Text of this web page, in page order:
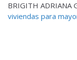
BRIGITH ADRIANA
viviendas para